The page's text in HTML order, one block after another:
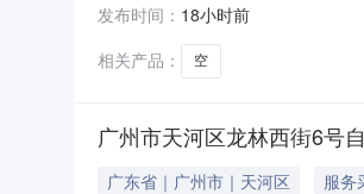
河区龙林西街6号自编
发布时间： 18小时前
相关产品：
空
广州市天河区龙林西街6号
广东省｜广州市｜天河区 服务